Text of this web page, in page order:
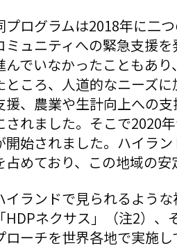
プログラムは2018年に二
ミュニティへの緊急支援
んでいなかったこともあ
ところ、人道的なニーズ
援、農業や生計向上への
されました。そこで2020
開始されました。ハイラ
占めており、この地域の安
イランドで見られるよう
「HDPネクサス」（注2）
ローチを世界各地で実施し